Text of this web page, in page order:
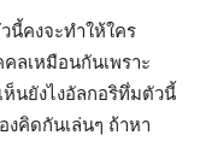
นี้คงจะทำให้ใคร
ลเหมือนกันเพราะ
นยังไงอัลกอริทึ่มตัวนี้
งคิดกันเล่นๆ ถ้าหา